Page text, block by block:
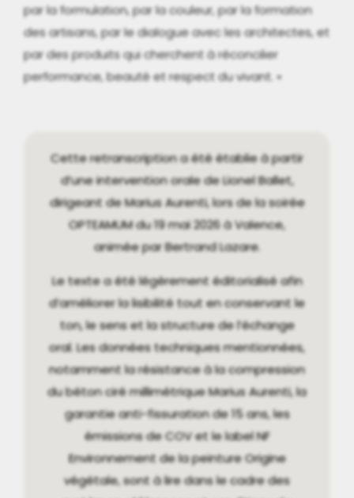
par la formulation, par la couleur, par la formation
des artisans, par le dialogue avec les architectes, et
par des produits qui cherchent à réconcilier
performance, beauté et respect du vivant. »
Cette retranscription a été établie à partir
d’une intervention orale de Lionel Ballet,
dirigeant de Marius Aurenti, lors de la soirée
OPTEAMUM du 19 mai 2026 à Valence,
animée par Bertrand Lazare.
Le texte a été légèrement éditorialisé afin
d’améliorer la lisibilité tout en conservant le
ton, le sens et la structure de l’échange
oral. Les données techniques mentionnées,
notamment la résistance à la compression
du béton ciré millimétrique Marius Aurenti, la
garantie anti-fissuration de 15 ans, les
émissions de COV et le label NF
Environnement de la peinture Origine
végétale, sont à lire dans le cadre des